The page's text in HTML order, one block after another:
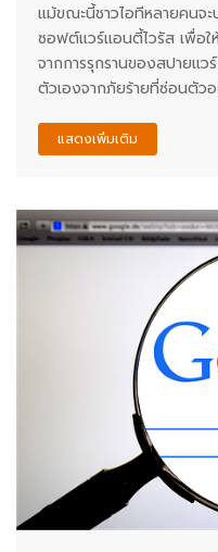
แม้ขณะนี้ชาวไอทีหลายคนจ
ซอฟต์แวร์แอนตี้ไวรัส เพื่อ
จากการรุกรานของสปายแ
ตัวเองจากภัยร้ายที่ซ่อนตัว
แสดงเพิ่มเติม